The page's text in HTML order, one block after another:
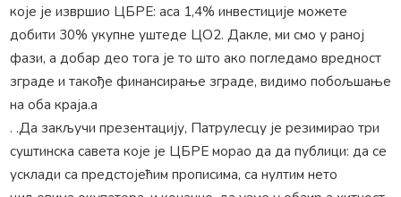
које је извршио ЦБРЕ: аса 1,4% инвестиције можете
добити 30% укупне уштеде ЦО2. Дакле, ми смо у раној
фази, а добар део тога је то што ако погледамо вредност
зграде и такође финансирање зграде, видимо побољшање
на оба краја.а
. .Да закључи презентацију, Патрулесцу је резимирао три
суштинска савета које је ЦБРЕ морао да да публици: да се
усклади са предстојећим прописима, са нултим нето